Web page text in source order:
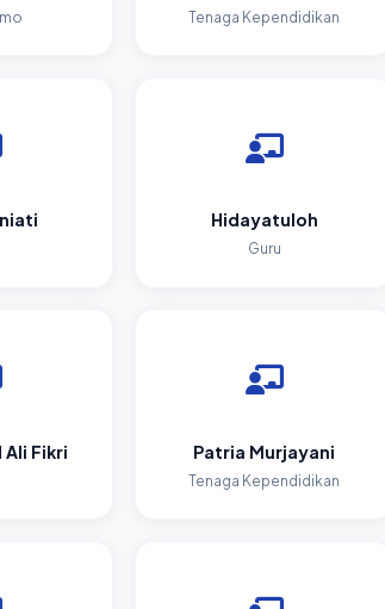
Tenaga Kependidikan
Hidayatuloh
Guru
Ali Fikri Patria Murjayani
Tenaga Kependidikan